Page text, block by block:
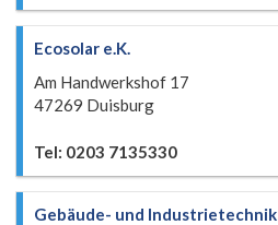
Ecosolar e.K.
Am Handwerkshof 17
47269 Duisburg
Tel: 0203 7135330
Gebäude- und Industrietechnik